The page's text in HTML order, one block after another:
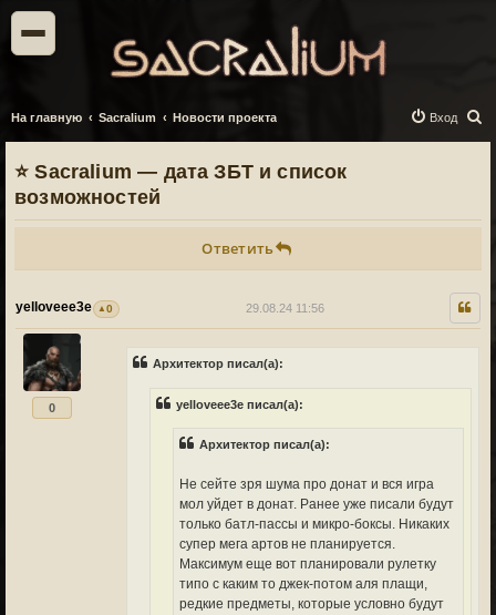
На главную Sacralium Новости проекта
о
Вход
⭐ Sacralium — дата ЗБТ и список
возможностей
Ответить
yelloveee3e 0 29.08.24 11:56
0
Архитектор писал(а):
yelloveee3e писал(а):
Архитектор писал(а):
Не сейте зря шума про донат и вся игра
мол уйдет в донат. Ранее уже писали будут
только батл-пассы и микро-боксы. Никаких
супер мега артов не планируется.
Максимум еще вот планировали рулетку
типо с каким то джек-потом аля плащи,
редкие предметы, которые условно будут